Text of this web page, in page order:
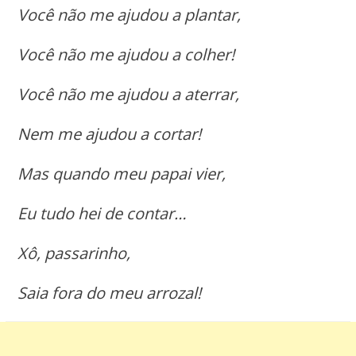
Você não me ajudou a plantar,
Você não me ajudou a colher!
Você não me ajudou a aterrar,
Nem me ajudou a cortar!
Mas quando meu papai vier,
Eu tudo hei de contar…
Xô, passarinho,
Saia fora do meu arrozal!